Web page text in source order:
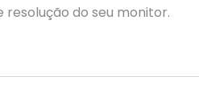
do seu monitor.